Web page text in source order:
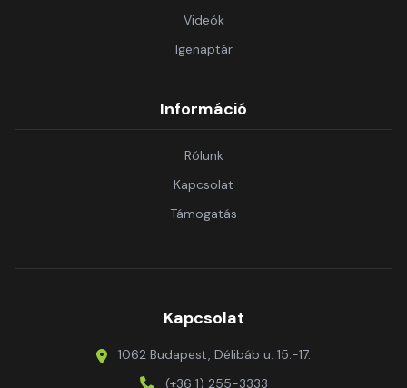
Videók
Igenaptár
Információ
Rólunk
Kapcsolat
Támogatás
Kapcsolat
1062 Budapest, Délibáb u. 15.-17.
(+36 1) 255-3333